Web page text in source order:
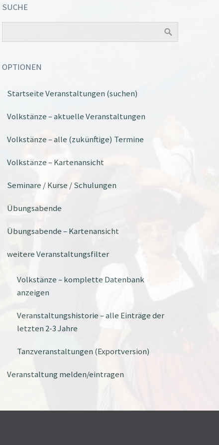
Office 365 Outlook Live
SUCHE
OPTIONEN
Startseite Veranstaltungen (suchen)
Volkstänze – aktuelle Veranstaltungen
Volkstänze – alle (zukünftige) Termine
Volkstänze – Kartenansicht
Seminare / Kurse / Schulungen
Übungsabende
Übungsabende – Kartenansicht
weitere Veranstaltungsfilter
Volkstänze – komplette Datenbank
anzeigen
Veranstaltungshistorie – alle Einträge der
letzten 2-3 Jahre
Tanzveranstaltungen (Exportversion)
Veranstaltung melden/eintragen